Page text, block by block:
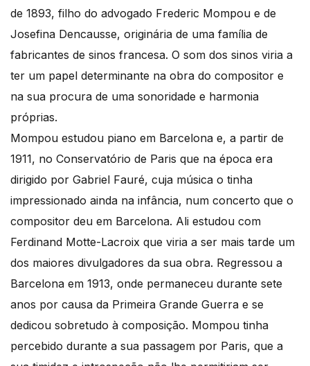
de 1893, filho do advogado Frederic Mompou e de
Josefina Dencausse, originária de uma família de
fabricantes de sinos francesa. O som dos sinos viria a
ter um papel determinante na obra do compositor e
na sua procura de uma sonoridade e harmonia
próprias.
Mompou estudou piano em Barcelona e, a partir de
1911, no Conservatório de Paris que na época era
dirigido por Gabriel Fauré, cuja música o tinha
impressionado ainda na infância, num concerto que o
compositor deu em Barcelona. Ali estudou com
Ferdinand Motte-Lacroix que viria a ser mais tarde um
dos maiores divulgadores da sua obra. Regressou a
Barcelona em 1913, onde permaneceu durante sete
anos por causa da Primeira Grande Guerra e se
dedicou sobretudo à composição. Mompou tinha
percebido durante a sua passagem por Paris, que a